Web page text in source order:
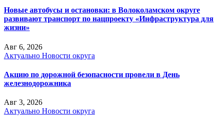
Новые автобусы и остановки: в Волоколамском округе
развивают транспорт по нацпроекту «Инфраструктура для
жизни»
Авг 6, 2026
Актуально Новости округа
Акцию по дорожной безопасности провели в День
железнодорожника
Авг 3, 2026
Актуально Новости округа